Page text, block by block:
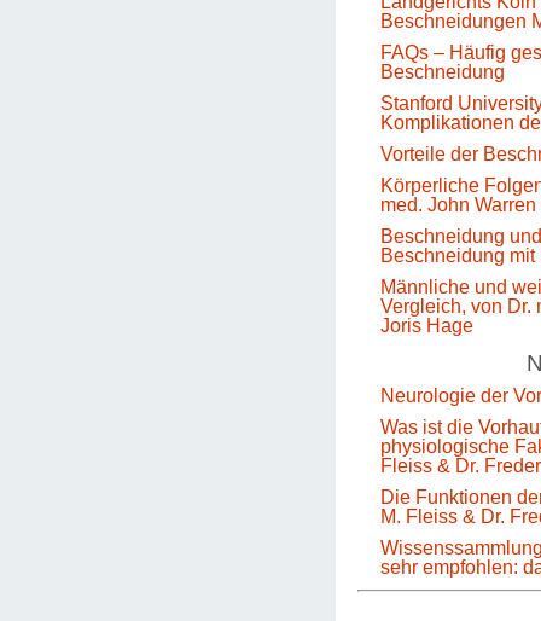
Beschneidungen
FAQs – Häufig
Beschneidung
Stanford
Komplikationen
Vorteile der
Körperliche
med. John Warren
Beschneidung
Beschneidung
Männliche und
Vergleich, von Dr.
Joris Hage
Neurologie der
Was ist die
physiologische
Fleiss & Dr.
Die Funktionen
M. Fleiss & Dr.
sehr empfohlen: